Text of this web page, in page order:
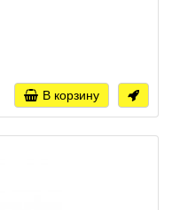
В корзину